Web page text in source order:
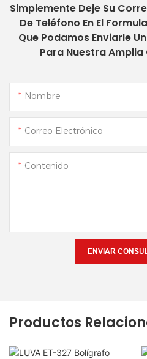
Simplemente Deje Su
De Teléfono En El
Que Podamos Enviarle
Para Nuestra Amplia
Nombre
Correo Electrónico
Contenido
ENVIAR
Productos